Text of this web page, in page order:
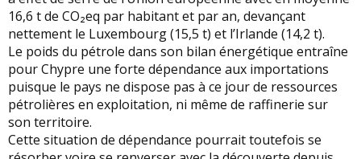
16,6 t de CO₂eq par habitant et par an, devançant
nettement le Luxembourg (15,5 t) et l’Irlande (14,2 t).
Le poids du pétrole dans son bilan énergétique entraîne
pour Chypre une forte dépendance aux importations
puisque le pays ne dispose pas à ce jour de ressources
pétrolières en exploitation, ni même de raffinerie sur
son territoire.
Cette situation de dépendance pourrait toutefois se